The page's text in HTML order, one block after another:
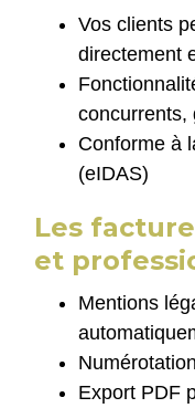
Vos clients
directement
concurrents,
Conforme à
(eIDAS)
Les
et
Mentions
Export PDF